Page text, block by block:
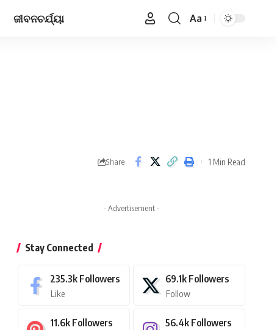
ଜୀବନଚର୍ଯ୍ୟା
Font
Aa
Share 1 Min Read
- Advertisement -
Stay Connected
235.3k Followers
Like
69.1k Followers
Follow
11.6k Followers 56.4k Followers